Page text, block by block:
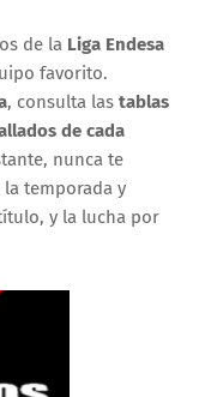
de la Liga Endesa
favorito.
, consulta las tablas
de cada
nunca te
temporada y
y la lucha por